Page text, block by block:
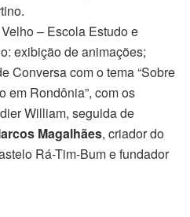
– Escola Estudo e
exibição de animações;
Conversa com o tema “Sobre
em Rondônia”, com os
William, seguida de
Magalhães, criador do
Rá-Tim-Bum e fundador